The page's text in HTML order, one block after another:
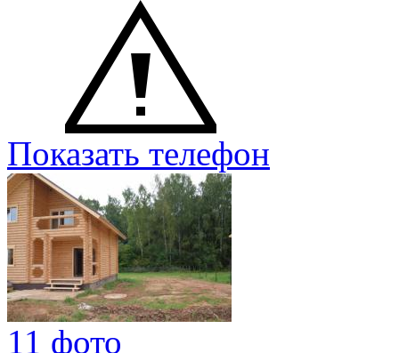
Показать телефон
11 фото